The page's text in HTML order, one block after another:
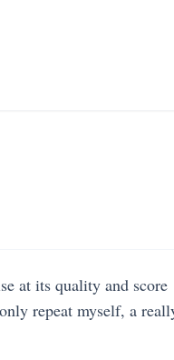
at its quality and score
repeat myself, a